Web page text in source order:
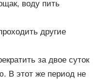
воду пить
другие
за двое суток
В этот же период не